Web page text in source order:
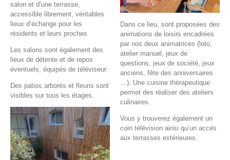
salon et d’une terrasse,
accessible librement, véritables
lieux d’échange pour les
résidents et leurs proches
Les salons sont également des
lieux de détente et de repos
éventuels, équipés de téléviseur.
Des patios arborés et fleuris sont
visibles sur tous les étages.
Dans ce lieu, sont proposées des
animations de loisirs encadrées
par nos deux animatrices (loto,
atelier manuel, jeux de
questions, jeux de société, jeux
anciens, fête des anniversaires
…). Une cuisine thérapeutique
permet des réaliser des ateliers
culinaires.
Vous y trouverez également un
coin télévision ainsi qu’un accès
aux terrasses extérieures.